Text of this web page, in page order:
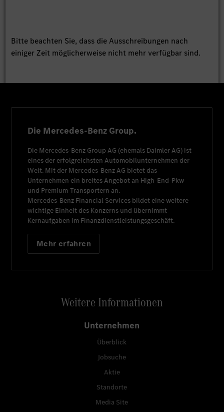
Bitte beachten Sie, dass die Ausschreibungen nach
einiger Zeit möglicherweise nicht mehr verfügbar sind.
Die Mercedes-Benz Group.
Die Mercedes-Benz Group AG (ehemals Daimler AG) ist
eines der erfolgreichsten Automobilunternehmen der
Welt. Mit der Mercedes-Benz AG bietet das
Unternehmen ein breites Angebot an High-End-Pkw
und Premium-Transportern an.
Mercedes-Benz Financial Services bildet eine weitere
wichtige Einheit des Konzerns und übernimmt
Kernaufgaben im Finanzdienstleistungsgeschäft.
Mehr erfahren
Weitere Informationen
Unternehmen
Überblick
Jobsuche
Aktie
Standorte
Media Site